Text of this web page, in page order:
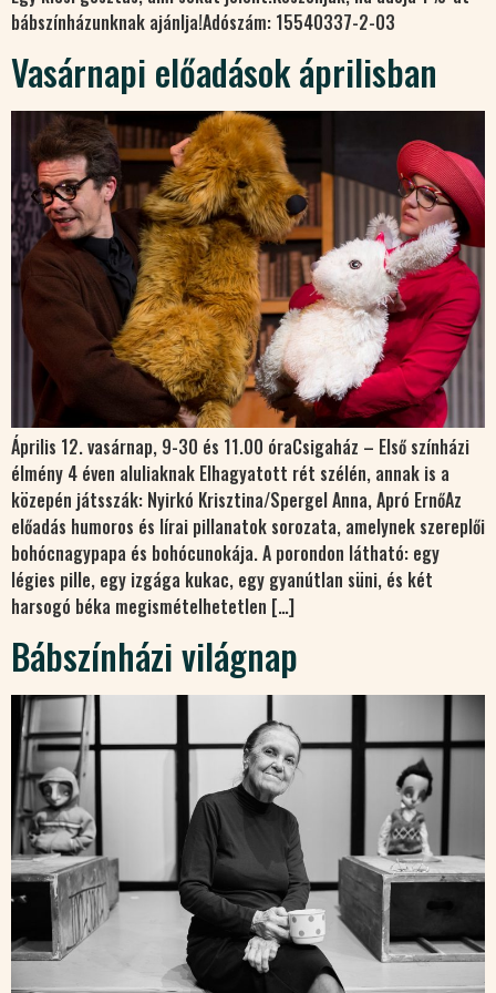
bábszínházunknak ajánlja!Adószám: 15540337-2-03
Vasárnapi előadások áprilisban
Április 12. vasárnap, 9-30 és 11.00 óraCsigaház – Első színházi
élmény 4 éven aluliaknak Elhagyatott rét szélén, annak is a
közepén játsszák: Nyirkó Krisztina/Spergel Anna, Apró ErnőAz
előadás humoros és lírai pillanatok sorozata, amelynek szereplői
bohócnagypapa és bohócunokája. A porondon látható: egy
légies pille, egy izgága kukac, egy gyanútlan süni, és két
harsogó béka megismételhetetlen […]
Bábszínházi világnap